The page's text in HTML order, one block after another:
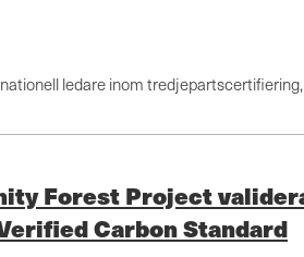
ledare inom
Forest Project
Carbon Standard